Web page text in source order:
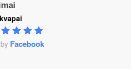
Facebook